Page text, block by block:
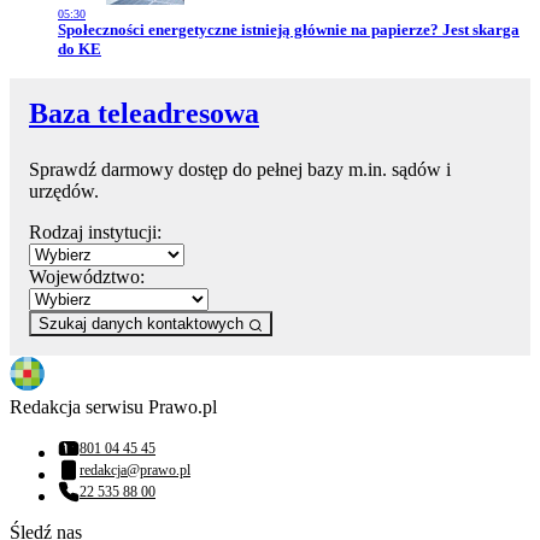
05:30
Przejdź do artykułu:
Społeczności energetyczne istnieją głównie na papierze? Jest skarga
do KE
Baza teleadresowa
Sprawdź darmowy dostęp do pełnej bazy m.in. sądów i
urzędów.
Rodzaj instytucji:
Województwo:
Szukaj danych kontaktowych
Redakcja serwisu Prawo.pl
Numer telefonu:
801 04 45 45
Adres email:
redakcja@prawo.pl
Numer telefonu:
22 535 88 00
Śledź nas